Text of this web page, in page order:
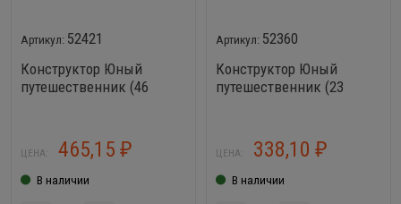
52421
Конструктор Юный
путешественник (46
ЦЕНА: 465,15 ₽
В наличии
52360
Конструктор Юный
путешественник (23
ЦЕНА: 338,10 ₽
В наличии